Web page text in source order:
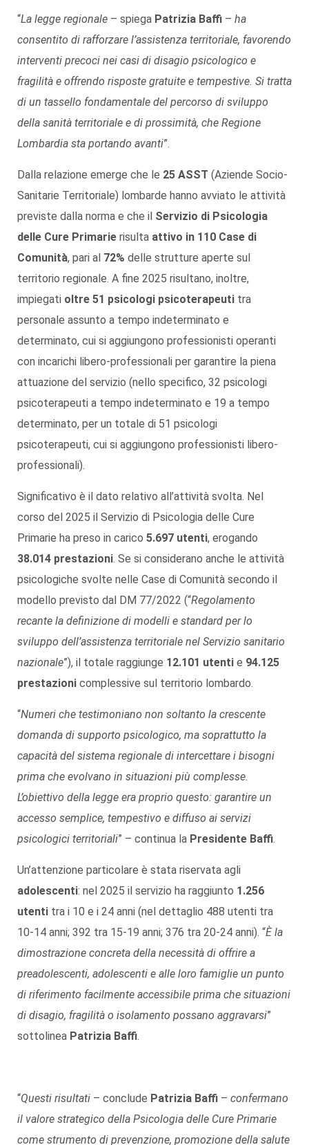
“La legge regionale – spiega Patrizia Baffi – ha
consentito di rafforzare l’assistenza territoriale, favorendo
interventi precoci nei casi di disagio psicologico e
fragilità e offrendo risposte gratuite e tempestive. Si tratta
di un tassello fondamentale del percorso di sviluppo
della sanità territoriale e di prossimità, che Regione
Lombardia sta portando avanti”.
Dalla relazione emerge che le 25 ASST (Aziende Socio-
Sanitarie Territoriale) lombarde hanno avviato le attività
previste dalla norma e che il Servizio di Psicologia
delle Cure Primarie risulta attivo in 110 Case di
Comunità, pari al 72% delle strutture aperte sul
territorio regionale. A fine 2025 risultano, inoltre,
impiegati oltre 51 psicologi psicoterapeuti tra
personale assunto a tempo indeterminato e
determinato, cui si aggiungono professionisti operanti
con incarichi libero-professionali per garantire la piena
attuazione del servizio (nello specifico, 32 psicologi
psicoterapeuti a tempo indeterminato e 19 a tempo
determinato, per un totale di 51 psicologi
psicoterapeuti, cui si aggiungono professionisti libero-
professionali).
Significativo è il dato relativo all’attività svolta. Nel
corso del 2025 il Servizio di Psicologia delle Cure
Primarie ha preso in carico 5.697 utenti, erogando
38.014 prestazioni. Se si considerano anche le attività
psicologiche svolte nelle Case di Comunità secondo il
modello previsto dal DM 77/2022 (“Regolamento
recante la definizione di modelli e standard per lo
sviluppo dell’assistenza territoriale nel Servizio sanitario
nazionale”), il totale raggiunge 12.101 utenti e 94.125
prestazioni complessive sul territorio lombardo.
“Numeri che testimoniano non soltanto la crescente
domanda di supporto psicologico, ma soprattutto la
capacità del sistema regionale di intercettare i bisogni
prima che evolvano in situazioni più complesse.
L’obiettivo della legge era proprio questo: garantire un
accesso semplice, tempestivo e diffuso ai servizi
psicologici territoriali” – continua la Presidente Baffi.
Un’attenzione particolare è stata riservata agli
adolescenti: nel 2025 il servizio ha raggiunto 1.256
utenti tra i 10 e i 24 anni (nel dettaglio 488 utenti tra
10-14 anni; 392 tra 15-19 anni; 376 tra 20-24 anni). “È la
dimostrazione concreta della necessità di offrire a
preadolescenti, adolescenti e alle loro famiglie un punto
di riferimento facilmente accessibile prima che situazioni
di disagio, fragilità o isolamento possano aggravarsi”
sottolinea Patrizia Baffi.
“Questi risultati – conclude Patrizia Baffi – confermano
il valore strategico della Psicologia delle Cure Primarie
come strumento di prevenzione, promozione della salute